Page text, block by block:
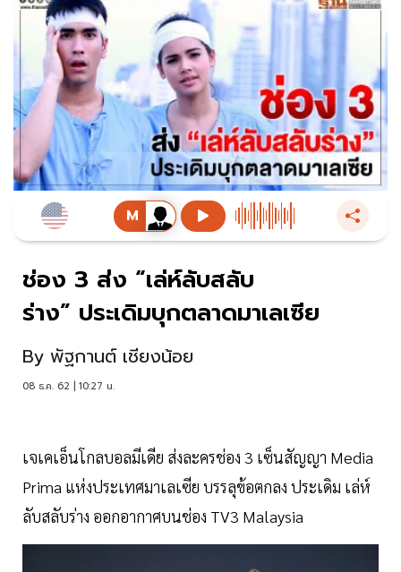
ช่อง 3 ส่ง “เล่ห์ลับสลับ
ร่าง” ประเดิมบุกตลาดมาเลเซีย
By พัฐกานต์ เชียงน้อย
08 ธ.ค. 62 | 10:27 น.
เจเคเอ็นโกลบอลมีเดีย ส่งละครช่อง 3 เซ็นสัญญา Media
Prima แห่งประเทศมาเลเซีย บรรลุข้อตกลง ประเดิม เล่ห์
ลับสลับร่าง ออกอากาศบนช่อง TV3 Malaysia